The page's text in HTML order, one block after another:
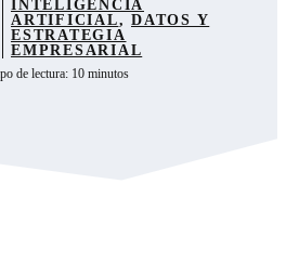
INTELIGENCIA
ARTIFICIAL, DATOS Y
ESTRATEGIA
EMPRESARIAL
de lectura: 10 minutos